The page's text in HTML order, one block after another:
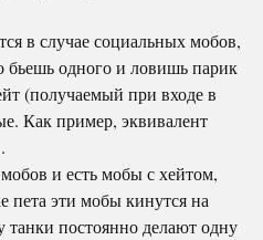
в случае социальных мобов,
одного и ловишь парик
(получаемый при входе в
Как пример, эквивалент
и есть мобы с хейтом,
пета эти мобы кинутся на
постоянно делают одну